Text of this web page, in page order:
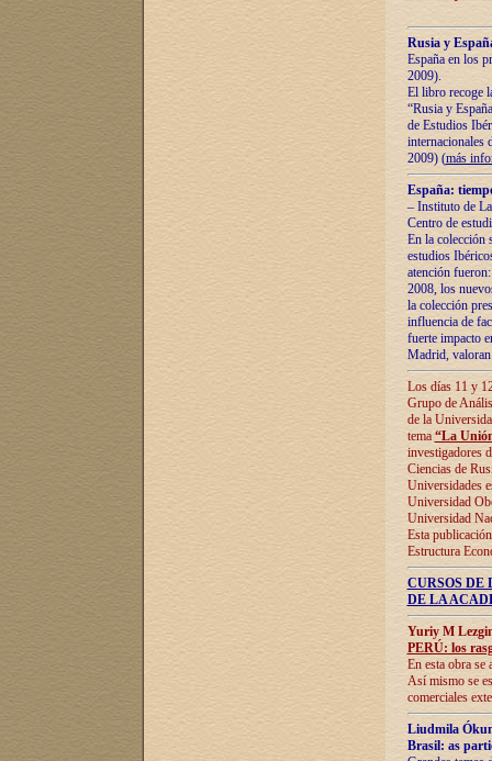
Rusia y
España en los
2009).
El libro recoge
“Rusia y
de Estudios
internacionales
2009) (más
España:
– Instituto de
Centro de
En la colección
estudios
atención
2008, los
la colección
influencia de
fuerte impacto
Madrid,
Los días 11 y
Grupo de
de la
tema “La
investigadores
Ciencias de
Universidades
Universidad
Universidad
Esta
Estructura
CURSOS
DE LA
Yuriy M
PERÚ: los
En esta obra se
Así mismo se
comerciales
Liudmila
Brasil: as